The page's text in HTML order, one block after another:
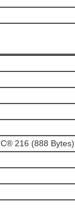
216 (888 Bytes)